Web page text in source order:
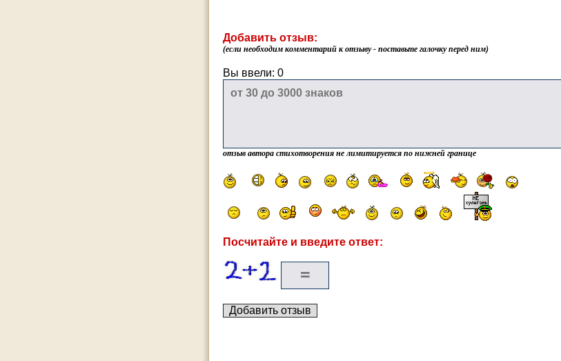
Добавить отзыв:
(если необходим комментарий к отзыву - поставьте галочку перед ним)
Вы ввели: 0
отзыв автора стихотворения не лимитируется по нижней границе
Посчитайте и введите ответ: